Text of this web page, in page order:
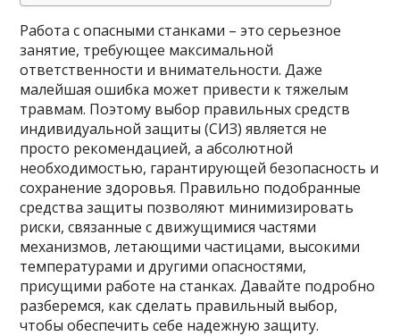
Работа с опасными станками – это серьезное
занятие, требующее максимальной
ответственности и внимательности. Даже
малейшая ошибка может привести к тяжелым
травмам. Поэтому выбор правильных средств
индивидуальной защиты (СИЗ) является не
просто рекомендацией, а абсолютной
необходимостью, гарантирующей безопасность и
сохранение здоровья. Правильно подобранные
средства защиты позволяют минимизировать
риски, связанные с движущимися частями
механизмов, летающими частицами, высокими
температурами и другими опасностями,
присущими работе на станках. Давайте подробно
разберемся, как сделать правильный выбор,
чтобы обеспечить себе надежную защиту.